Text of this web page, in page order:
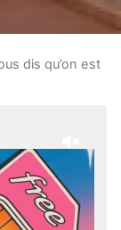
dis qu’on est